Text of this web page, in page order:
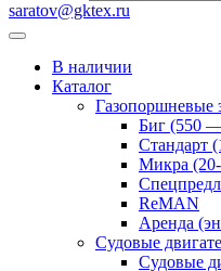
saratov@gktex.ru
В наличии
Каталог
Газопоршневые
Биг (550
Стандарт
Микра
ReMAN
Аренда
Судовые
Судовые